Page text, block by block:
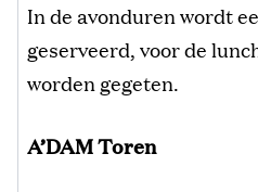
In de avonduren wordt
geserveerd, voor de
worden gegeten.
A’DAM Toren